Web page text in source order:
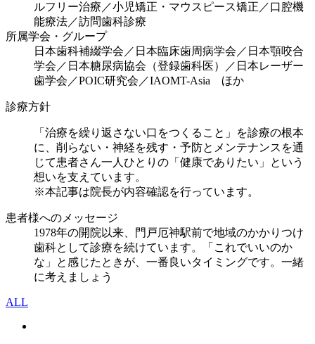
ルフリー治療／小児矯正・マウスピース矯正／口腔機
能療法／訪問歯科診療
所属学会・グループ
日本歯科補綴学会／日本臨床歯周病学会／日本顎咬合
学会／日本糖尿病協会（登録歯科医）／日本レーザー
歯学会／POIC研究会／IAOMT-Asia ほか
診療方針
「治療を繰り返さない口をつくること」を診療の根本
に、削らない・神経を残す・予防とメンテナンスを通
じて患者さん一人ひとりの「健康でありたい」という
想いを支えています。
※本記事は院長が内容確認を行っています。
患者様へのメッセージ
1978年の開院以来、門戸厄神駅前で地域のかかりつけ
歯科として診療を続けています。「これでいいのか
な」と感じたときが、一番良いタイミングです。一緒
に考えましょう
ALL